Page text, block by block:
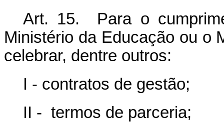
Art. 15. Para o
Ministério da Educação ou o
celebrar, dentre outros:
I - contratos de gestão;
II - termos de parceria;